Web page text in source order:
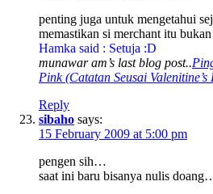
penting juga untuk mengetahui
memastikan si merchant itu
Hamka said : Setuja :D
munawar am’s last blog post..
Pink (Catatan Seusai Valenitine’s
Reply
sibaho says:
15 February 2009 at 5:00 pm
pengen sih…
saat ini baru bisanya nulis